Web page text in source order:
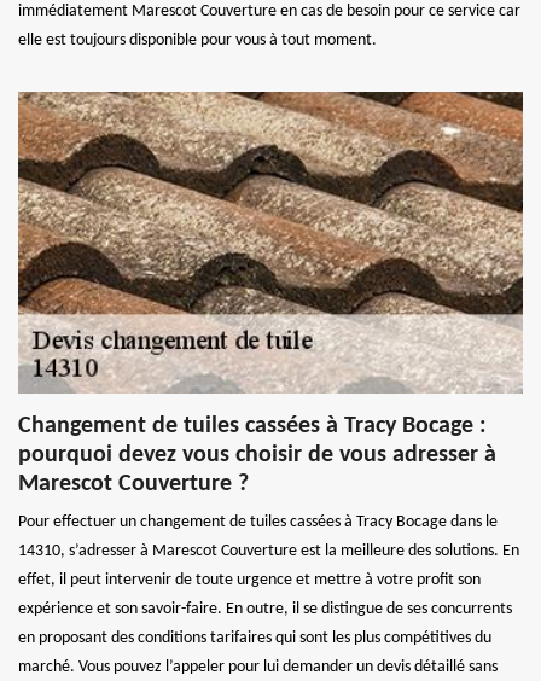
immédiatement Marescot Couverture en cas de besoin pour ce service car
elle est toujours disponible pour vous à tout moment.
Changement de tuiles cassées à Tracy Bocage :
pourquoi devez vous choisir de vous adresser à
Marescot Couverture ?
Pour effectuer un changement de tuiles cassées à Tracy Bocage dans le
14310, s’adresser à Marescot Couverture est la meilleure des solutions. En
effet, il peut intervenir de toute urgence et mettre à votre profit son
expérience et son savoir-faire. En outre, il se distingue de ses concurrents
en proposant des conditions tarifaires qui sont les plus compétitives du
marché. Vous pouvez l’appeler pour lui demander un devis détaillé sans